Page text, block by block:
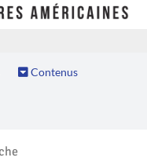
Contenus